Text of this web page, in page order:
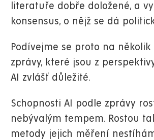
literatuře dobře doložené, a
konsensus, o nějž se dá
Podívejme se proto na několik
zprávy, které jsou z
AI zvlášť důležité.
Schopnosti AI podle zprávy
nebývalým tempem. Rostou
metody jejich měření